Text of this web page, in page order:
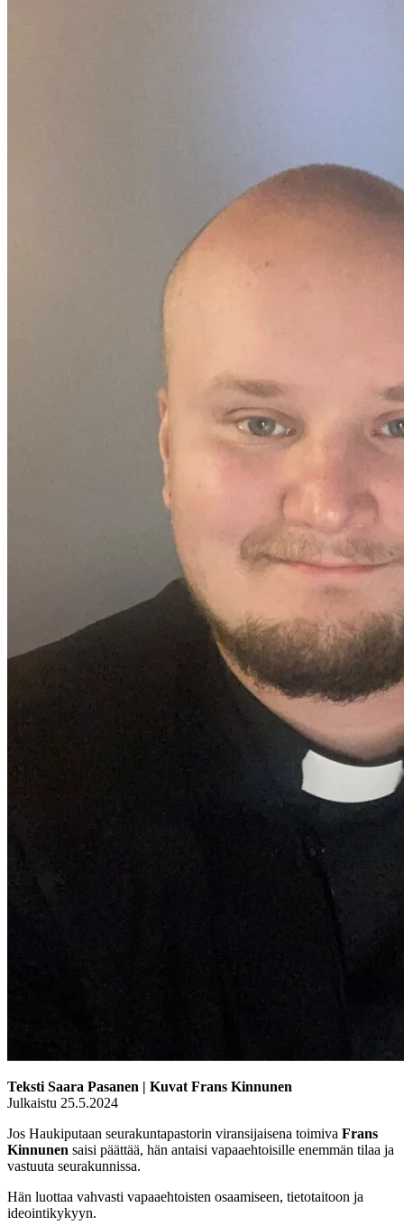
Teksti Saara Pasanen | Kuvat Frans Kinnunen
Julkaistu 25.5.2024
Jos Haukiputaan seurakuntapastorin viransijaisena toimiva Frans
Kinnunen saisi päättää, hän antaisi vapaaehtoisille enemmän tilaa ja
vastuuta seurakunnissa.
Hän luottaa vahvasti vapaaehtoisten osaamiseen, tietotaitoon ja
ideointikykyyn.